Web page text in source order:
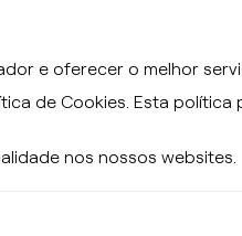
e oferecer o melhor
de Cookies. Esta política
nos nossos websites.